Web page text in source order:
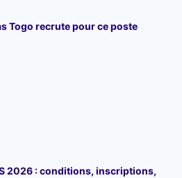
Togo recrute pour ce poste
2026 : conditions, inscriptions,